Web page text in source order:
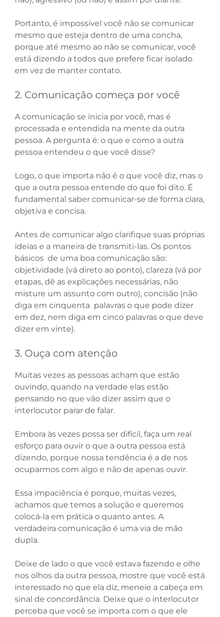
Portanto, é impossível você não se comunicar
mesmo que esteja dentro de uma concha,
porque até mesmo ao não se comunicar, você
está dizendo a todos que prefere ficar isolado
em vez de manter contato.
2. Comunicação começa por você
A comunicação se inicia por você, mas é
processada e entendida na mente da outra
pessoa. A pergunta é: o que e como a outra
pessoa entendeu o que você disse?
Logo, o que importa não é o que você diz, mas o
que a outra pessoa entende do que foi dito. É
fundamental saber comunicar-se de forma clara,
objetiva e concisa.
Antes de comunicar algo clarifique suas próprias
ideias e a maneira de transmiti-las. Os pontos
básicos de uma boa comunicação são:
objetividade (vá direto ao ponto), clareza (vá por
etapas, dê as explicações necessárias, não
misture um assunto com outro), concisão (não
diga em cinquenta palavras o que pode dizer
em dez, nem diga em cinco palavras o que deve
dizer em vinte).
3. Ouça com atenção
Muitas vezes as pessoas acham que estão
ouvindo, quando na verdade elas estão
pensando no que vão dizer assim que o
interlocutor parar de falar.
Embora às vezes possa ser difícil, faça um real
esforço para ouvir o que a outra pessoa está
dizendo, porque nossa tendência é a de nos
ocuparmos com algo e não de apenas ouvir.
Essa impaciência é porque, muitas vezes,
achamos que temos a solução e queremos
colocá-la em prática o quanto antes. A
verdadeira comunicação é uma via de mão
dupla.
Deixe de lado o que você estava fazendo e olhe
nos olhos da outra pessoa, mostre que você está
interessado no que ela diz, meneie a cabeça em
sinal de concordância. Deixe que o interlocutor
perceba que você se importa com o que ele